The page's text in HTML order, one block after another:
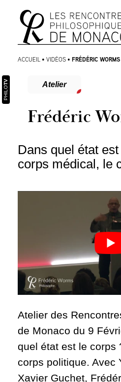
Aller
au
menu
Aller au
contenu
ACCUEIL • VIDÉOS • FRÉDÉRIC
Atelier
Frédéric
Dans quel état
corps médical, le
PHILO
TV
Atelier des
de Monaco du 9
quel état est le corps
corps politique. Avec
Xavier Guchet,